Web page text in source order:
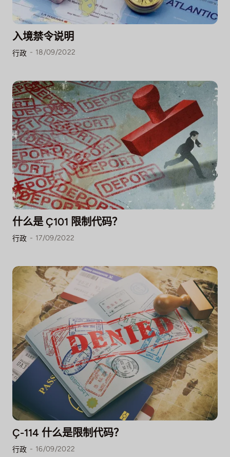
入境禁令说明
行政 - 18/09/2022
什么是 Ç101 限制代码？
行政 - 17/09/2022
Ç-114 什么是限制代码？
行政 - 16/09/2022